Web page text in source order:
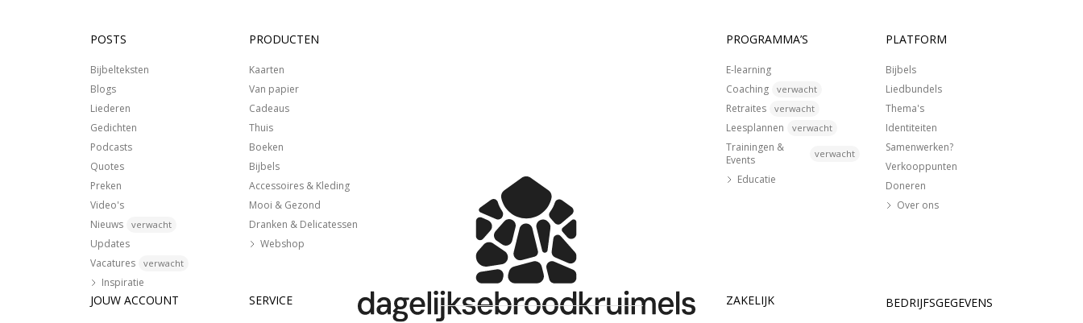
POSTS
Bijbelteksten
Blogs
Liederen
Gedichten
Podcasts
Quotes
Preken
Video's
Nieuws
verwacht
Updates
Vacatures
verwacht
Inspiratie
PRODUCTEN
Kaarten
Van papier
Cadeaus
Thuis
Boeken
Bijbels
Accessoires & Kleding
Mooi & Gezond
Dranken & Delicatessen
Webshop
PROGRAMMA’S
E-learning
Coaching
verwacht
Retraites verwacht
Leesplannen verwacht
Trainingen &
Events
verwacht
Educatie
PLATFORM
Bijbels
Liedbundels
Thema's
Identiteiten
Samenwerken?
Verkooppunten
Doneren
Over ons
JOUW ACCOUNT SERVICE ZAKELIJK BEDRIJFSGEGEVENS